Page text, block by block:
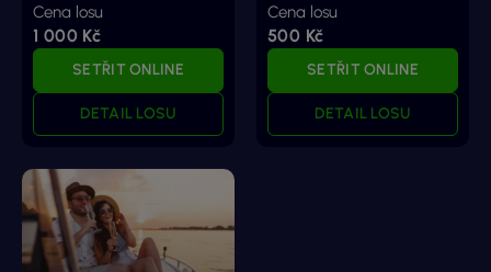
Cena losu
1 000 Kč
SETŘIT ONLINE
DETAIL LOSU
Cena losu
500 Kč
SETŘIT ONLINE
DETAIL LOSU